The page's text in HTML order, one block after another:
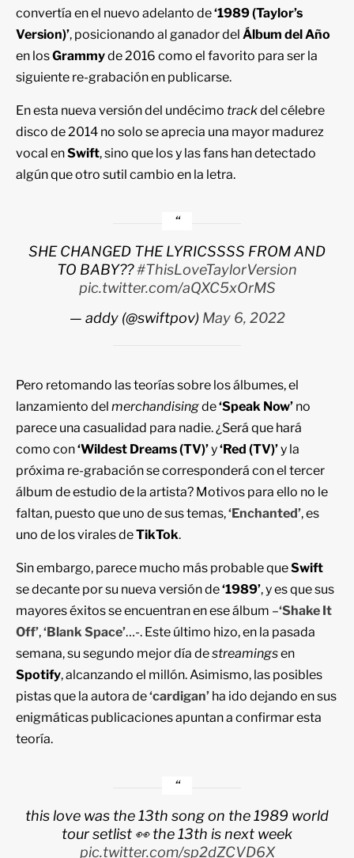
convertía en el nuevo adelanto de‘1989 (Taylor’s
Version)’, posicionando al ganador del Álbum del Año
en losGrammyde 2016 como el favorito para ser la
siguiente re-grabación en publicarse.
En esta nueva versión del undécimo trackdel célebre
disco de 2014 no solo se aprecia una mayor madurez
vocal enSwift, sino que los y las fans han detectado
algún que otro sutil cambio en la letra.
SHE CHANGED THE LYRICSSSS FROM AND
TO BABY??#ThisLoveTaylorVersion
pic.twitter.com/aQXC5xOrMS
— addy (@swiftpov) May 6, 2022
Pero retomando las teorías sobre los álbumes, el
lanzamiento del merchandisingde‘Speak Now’ no
parece una casualidad para nadie. ¿Será que hará
como con‘Wildest Dreams (TV)’y‘Red (TV)’y la
próxima re-grabación se corresponderá con el tercer
álbum de estudio de la artista? Motivos para ello no le
faltan, puesto que uno de sus temas,‘Enchanted’, es
uno de los virales deTikTok.
Sin embargo, parece mucho más probable queSwift
se decante por su nueva versión de‘1989’, y es que sus
mayores éxitos se encuentran en ese álbum –‘Shake It
Off’,‘Blank Space’…-. Este último hizo, en la pasada
semana, su segundo mejor día destreamingsen
Spotify, alcanzando el millón. Asimismo, las posibles
pistas que la autora de‘cardigan’ ha ido dejando en sus
enigmáticas publicaciones apuntan a confirmar esta
teoría.
this love was the 13th song on the 1989 world
tour setlist 👀 the 13th is next week
pic.twitter.com/sp2dZCVD6X